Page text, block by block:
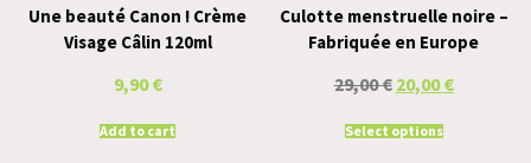
Une beauté Canon ! Crème
Visage Câlin 120ml
9,90€
Add to cart
Culotte menstruelle noire –
Fabriquée en Europe
29,00€ 20,00€
Select options